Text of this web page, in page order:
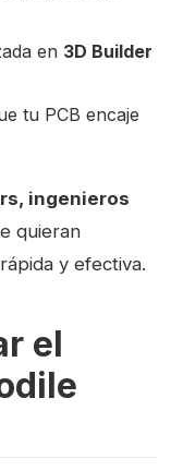
en 3D Builder
tu PCB encaje
ingenieros
quieran
y efectiva.
el